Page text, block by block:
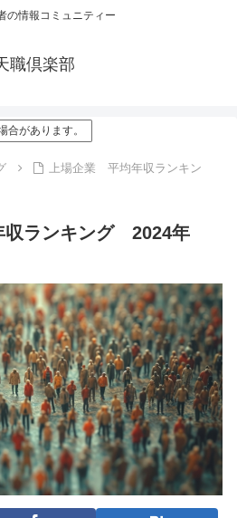
の情報コミュニティー
職倶楽部
合があります。
上場企業 平均年収ランキン
ランキング 2024年